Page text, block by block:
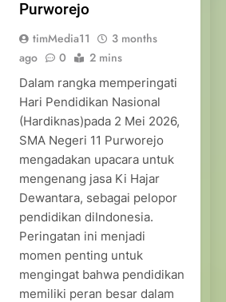
Purworejo
timMedia11
3 months
ago
0 2 mins
Dalam rangka memperingati
Hari Pendidikan Nasional
(Hardiknas)pada 2 Mei 2026,
SMA Negeri 11 Purworejo
mengadakan upacara untuk
mengenang jasa Ki Hajar
Dewantara, sebagai pelopor
pendidikan diIndonesia.
Peringatan ini menjadi
momen penting untuk
mengingat bahwa pendidikan
memiliki peran besar dalam